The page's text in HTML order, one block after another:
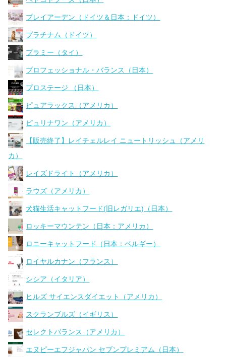
プレイアーデン（ドイツ＆日本：ドイツ）
プラチナム（ドイツ）
プラミー（タイ）
プロフェッショナル・バランス（日本）
プロステージ （日本）
ピュアラックス（アメリカ）
ピュリナワン（アメリカ）
【販売終了】レイチェルレイ ニュートリッシュ（アメリ
カ）
レイズドライト（アメリカ）
ラウズ（アメリカ）
犬猫生活キャットフード(旧レガリエ)（日本）
ロッキーマウンテン（日本：アメリカ）
ロニーキャットフード（日本：ベルギー）
ロイヤルカナン（フランス）
シシア（イタリア）
ヒルズ サイエンスダイエット（アメリカ）
スクランブルズ（イギリス）
セレクトバランス（アメリカ）
エヌピーエフジャパン セブンプレミアム（日本）